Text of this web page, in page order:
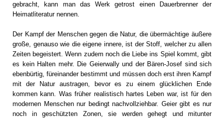
gebracht, kann man das Werk getrost einen Dauerbrenner der
Heimatliteratur nennen.
Der Kampf der Menschen gegen die Natur, die übermächtige äußere
große, genauso wie die eigene innere, ist der Stoff, welcher zu allen
Zeiten begeistert. Wenn zudem noch die Liebe ins Spiel kommt, gibt
es kein Halten mehr. Die Geierwally und der Bären-Josef sind sich
ebenbürtig, füreinander bestimmt und müssen doch erst ihren Kampf
mit der Natur austragen, bevor es zu einem glücklichen Ende
kommen kann. Was früher realistisch hartes Leben war, ist für den
modernen Menschen nur bedingt nachvollziehbar. Geier gibt es nur
noch in geschützten Zonen, sie werden gehegt und mitunter